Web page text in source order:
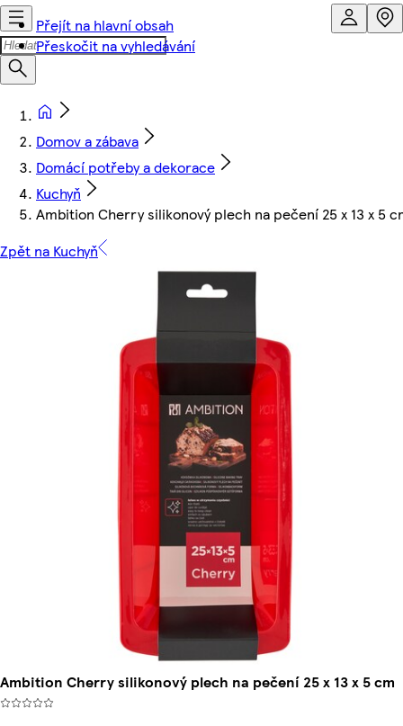
Přejít na hlavní obsah
Přeskočit na vyhledávání
Domov a zábava
Domácí potřeby a dekorace
Kuchyň
Ambition Cherry silikonový plech na pečení 25 x 13 x 5
Zpět na Kuchyň
Ambition Cherry silikonový plech na pečení 25 x 13 x 5 cm